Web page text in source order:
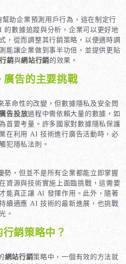
助企業預測用戶行為，這在制定行
的數據追蹤與分析，企業可以更好地
，從而調整其行銷策略，以便適時調
能讓企業做到事半功倍，並提供更貼
銷與網站行銷的效果。
告的主要挑戰
命性的改變，但數據隱私及安全問
告投放過程中需依賴大量的數據，如
首要考量。許多國家對數據隱私保護
在利用 AI 技術進行廣告活動時，必
犯隱私法則。
勢，但並不是所有企業都能立即掌握
資源與技術實施上面臨挑戰，這需要
能真正讓 AI 發揮作用。此外，隨著
續適應 AI 技術的最新進展，也挑戰
。
銷策略中？
網站行銷策略中，一個有效的方法就